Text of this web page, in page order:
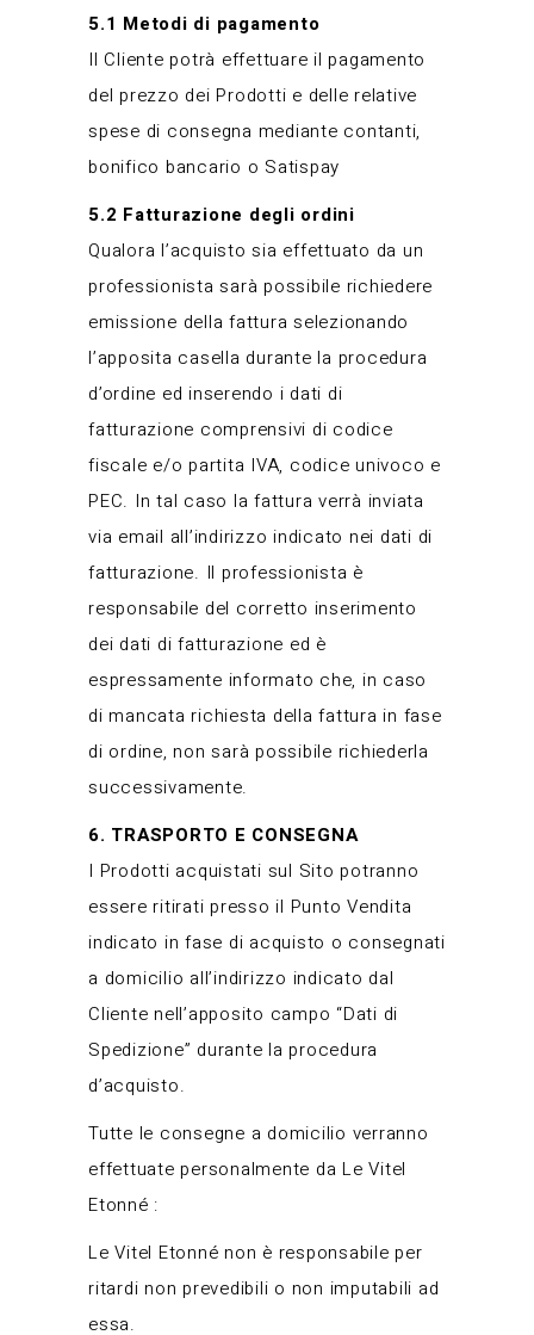
5.1 Metodi di pagamento
Il Cliente potrà effettuare il pagamento
del prezzo dei Prodotti e delle relative
spese di consegna mediante contanti,
bonifico bancario o Satispay
5.2 Fatturazione degli ordini
Qualora l’acquisto sia effettuato da un
professionista sarà possibile richiedere
emissione della fattura selezionando
l’apposita casella durante la procedura
d’ordine ed inserendo i dati di
fatturazione comprensivi di codice
fiscale e/o partita IVA, codice univoco e
PEC. In tal caso la fattura verrà inviata
via email all’indirizzo indicato nei dati di
fatturazione. Il professionista è
responsabile del corretto inserimento
dei dati di fatturazione ed è
espressamente informato che, in caso
di mancata richiesta della fattura in fase
di ordine, non sarà possibile richiederla
successivamente.
6. TRASPORTO E CONSEGNA
I Prodotti acquistati sul Sito potranno
essere ritirati presso il Punto Vendita
indicato in fase di acquisto o consegnati
a domicilio all’indirizzo indicato dal
Cliente nell’apposito campo “Dati di
Spedizione” durante la procedura
d’acquisto.
Tutte le consegne a domicilio verranno
effettuate personalmente da Le Vitel
Etonné :
Le Vitel Etonné non è responsabile per
ritardi non prevedibili o non imputabili ad
essa.